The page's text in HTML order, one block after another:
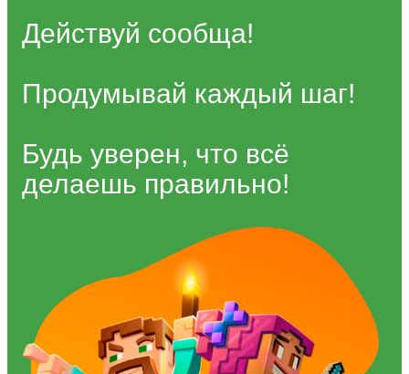
Действуй сообща!
Продумывай каждый шаг!
Будь уверен, что всё
делаешь правильно!